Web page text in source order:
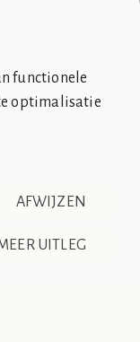
functionele
optimalisatie
AFWIJZEN
UITLEG